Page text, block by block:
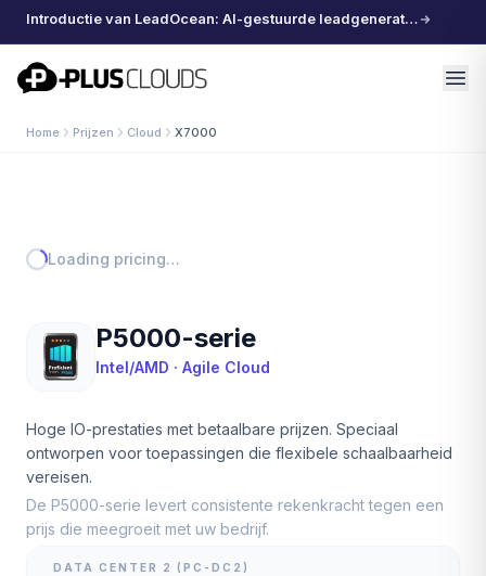
Introductie van LeadOcean: AI-gestuurde leadgeneratie, samengestelde data, moeiteloos schalen
PlusClouds
Home Prijzen Cloud X7000
Loading pricing…
P5000-serie
Intel/AMD · Agile Cloud
Hoge IO-prestaties met betaalbare prijzen. Speciaal
ontworpen voor toepassingen die flexibele schaalbaarheid
vereisen.
De P5000-serie levert consistente rekenkracht tegen een
prijs die meegroeit met uw bedrijf.
DATA CENTER 2 (PC-DC2)